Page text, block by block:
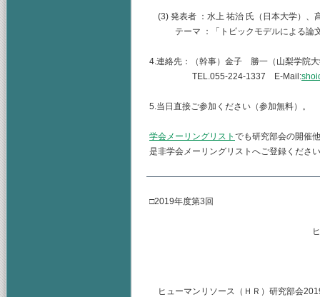
(3) 発表者 ：水上 祐治 氏（日本大学）、
テーマ ：「トピックモデルによる論文
4.連絡先：（幹事）金子 勝一（山梨学院
TEL.055-224-1337 E-Mail:
5.当日直接ご参加ください（参加無料）。
学会メーリングリスト でも研究部会の開催
是非学会メーリングリストへご登録くださ
□2019年度第3回
ヒューマンリソース
ヒューマンリソース（ＨＲ）研究部会